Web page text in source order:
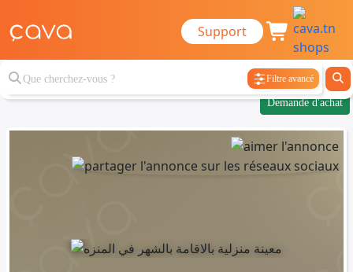
Support
Filtre avancé
Demande d'achat